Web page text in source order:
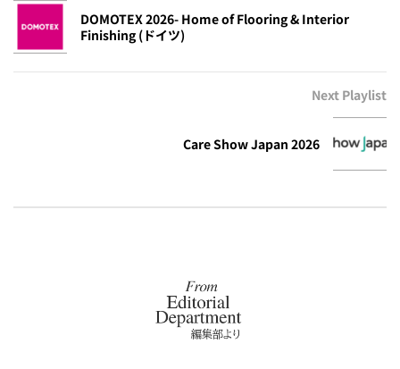
DOMOTEX 2026- Home of Flooring & Interior
Finishing (ドイツ)
Next Playlist
Care Show Japan 2026